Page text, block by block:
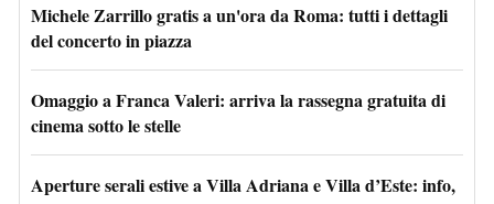
Michele Zarrillo gratis a un'ora da Roma: tutti i dettagli
del concerto in piazza
Omaggio a Franca Valeri: arriva la rassegna gratuita di
cinema sotto le stelle
Aperture serali estive a Villa Adriana e Villa d’Este: info,